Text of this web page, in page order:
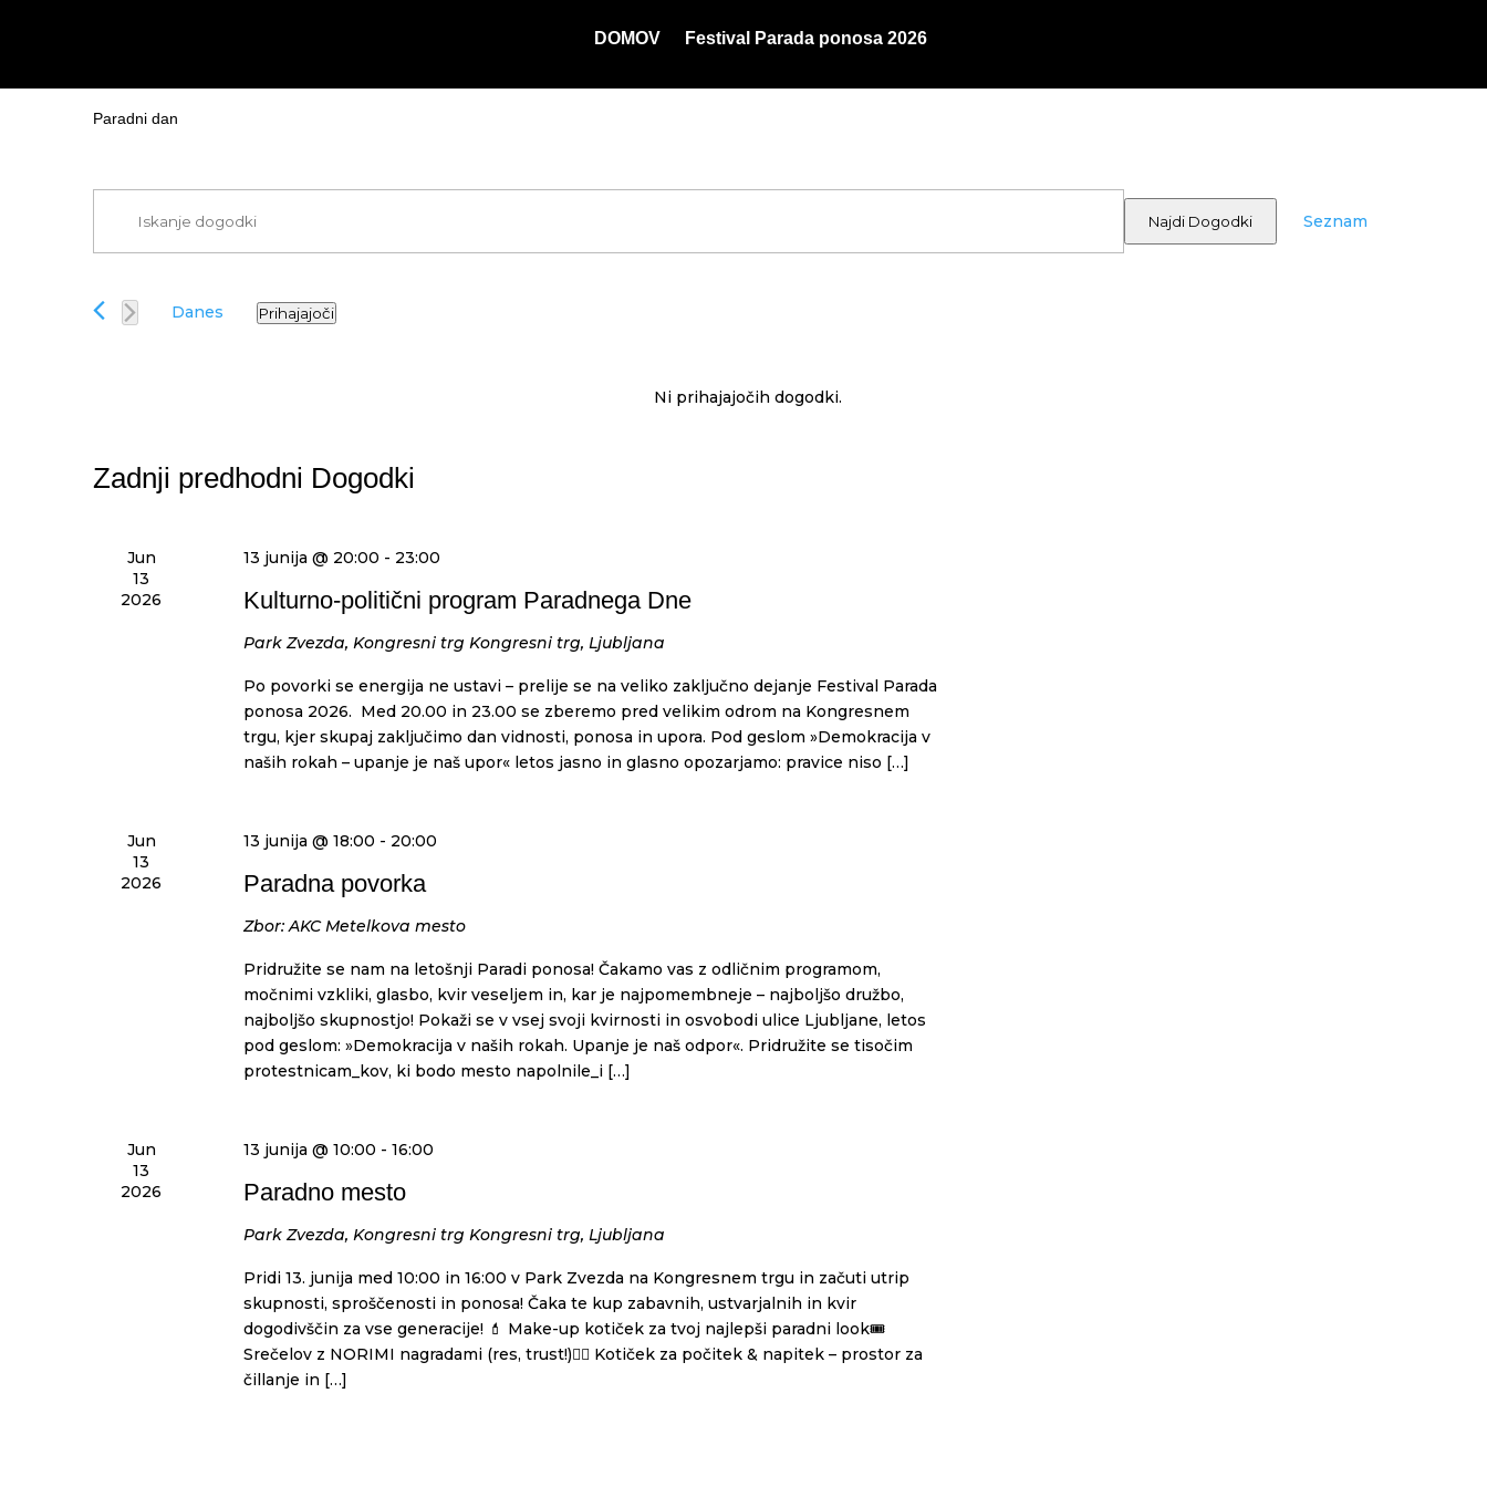
DOMOV Festival Parada ponosa 2026
Paradni dan
Ni prihajajočih dogodki.
Dogodki
Navigacija
za
in
Vnesite
Dogodki
Najdi Dogodki
Pogledi
Seznam
Danes Prihajajoči
Zadnji predhodni Dogodki
Jun
13
2026
13 junija @ 20:00 - 23:00
Kulturno-politični program Paradnega Dne
Park Zvezda, Kongresni trg Kongresni trg, Ljubljana
Po povorki se energija ne ustavi – prelije se na veliko zaključno dejanje Festival Parada
ponosa 2026. Med 20.00 in 23.00 se zberemo pred velikim odrom na Kongresnem
trgu, kjer skupaj zaključimo dan vidnosti, ponosa in upora. Pod geslom »Demokracija v
naših rokah – upanje je naš upor« letos jasno in glasno opozarjamo: pravice niso […]
Jun
13
2026
13 junija @ 18:00 - 20:00
Paradna povorka
Zbor: AKC Metelkova mesto
Pridružite se nam na letošnji Paradi ponosa! Čakamo vas z odličnim programom,
močnimi vzkliki, glasbo, kvir veseljem in, kar je najpomembneje – najboljšo družbo,
najboljšo skupnostjo! Pokaži se v vsej svoji kvirnosti in osvobodi ulice Ljubljane, letos
pod geslom: »Demokracija v naših rokah. Upanje je naš odpor«. Pridružite se tisočim
protestnicam_kov, ki bodo mesto napolnile_i […]
Jun
13
2026
13 junija @ 10:00 - 16:00
Paradno mesto
Park Zvezda, Kongresni trg Kongresni trg, Ljubljana
Pridi 13. junija med 10:00 in 16:00 v Park Zvezda na Kongresnem trgu in začuti utrip
skupnosti, sproščenosti in ponosa! Čaka te kup zabavnih, ustvarjalnih in kvir
dogodivščin za vse generacije! 💄 Make-up kotiček za tvoj najlepši paradni look🎟️
Srečelov z NORIMI nagradami (res, trust!)🧘‍♀️ Kotiček za počitek & napitek – prostor za
čillanje in […]